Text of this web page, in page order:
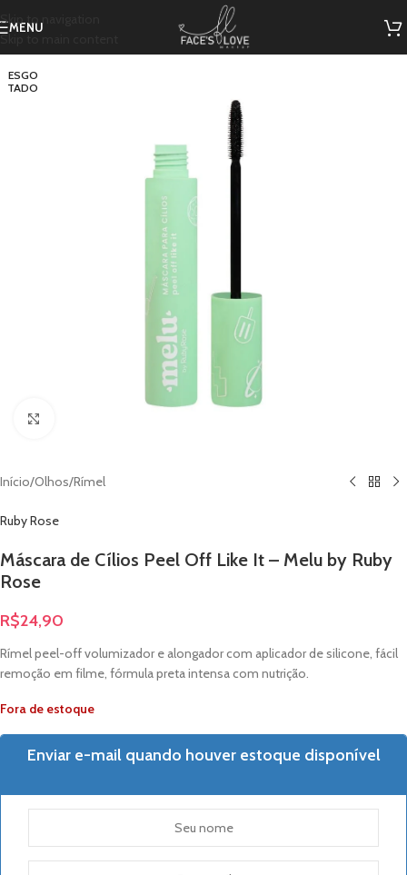
Skip to navigation
Skip to main content
MENU
ESGO
TADO
Início/Olhos/Rímel
Ruby Rose
Máscara de Cílios Peel Off Like It – Melu by Ruby
Rose
R$24,90
Rímel peel-off volumizador e alongador com aplicador de silicone, fácil
remoção em filme, fórmula preta intensa com nutrição.
Fora de estoque
Enviar e-mail quando houver estoque disponível